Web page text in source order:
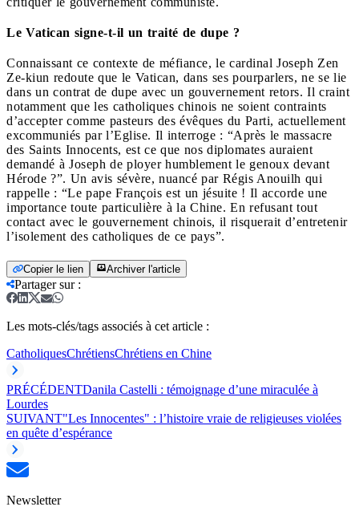
Le Vatican signe-t-il un traité de dupe ?
Connaissant ce contexte de méfiance, le cardinal Joseph Zen
Ze-kiun redoute que le Vatican, dans ses pourparlers, ne se lie
dans un contrat de dupe avec un gouvernement retors. Il craint
notamment que les catholiques chinois ne soient contraints
d’accepter comme pasteurs des évêques du Parti, actuellement
excommuniés par l’Eglise. Il interroge : “Après le massacre
des Saints Innocents, est ce que nos diplomates auraient
demandé à Joseph de ployer humblement le genoux devant
Hérode ?”. Un avis sévère, nuancé par Régis Anouilh qui
rappelle : “Le pape François est un jésuite ! Il accorde une
importance toute particulière à la Chine. En refusant tout
contact avec le gouvernement chinois, il risquerait d’entretenir
l’isolement des catholiques de ce pays”.
Copier le lien Archiver l'article
Partager sur:
Les mots-clés/tags associés à cet article :
CatholiquesChrétiensChrétiens en Chine
PRÉCÉDENTDanila Castelli : témoignage d’une miraculée à
Lourdes
SUIVANT"Les Innocentes" : l’histoire vraie de religieuses violées
en quête d’espérance
Newsletter